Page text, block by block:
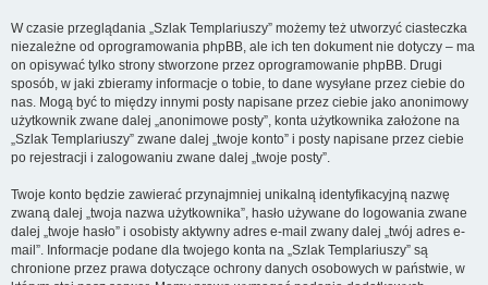
W czasie przeglądania „Szlak Templariuszy” możemy też utworzyć ciasteczka
niezależne od oprogramowania phpBB, ale ich ten dokument nie dotyczy – ma
on opisywać tylko strony stworzone przez oprogramowanie phpBB. Drugi
sposób, w jaki zbieramy informacje o tobie, to dane wysyłane przez ciebie do
nas. Mogą być to między innymi posty napisane przez ciebie jako anonimowy
użytkownik zwane dalej „anonimowe posty”, konta użytkownika założone na
„Szlak Templariuszy” zwane dalej „twoje konto” i posty napisane przez ciebie
po rejestracji i zalogowaniu zwane dalej „twoje posty”.
Twoje konto będzie zawierać przynajmniej unikalną identyfikacyjną nazwę
zwaną dalej „twoja nazwa użytkownika”, hasło używane do logowania zwane
dalej „twoje hasło” i osobisty aktywny adres e-mail zwany dalej „twój adres e-
mail”. Informacje podane dla twojego konta na „Szlak Templariuszy” są
chronione przez prawa dotyczące ochrony danych osobowych w państwie, w